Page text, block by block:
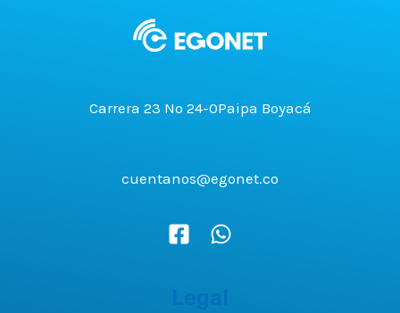
Carrera 23 No 24-0Paipa Boyacá
cuentanos@egonet.co